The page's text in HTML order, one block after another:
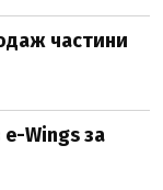
частини
e-Wings за